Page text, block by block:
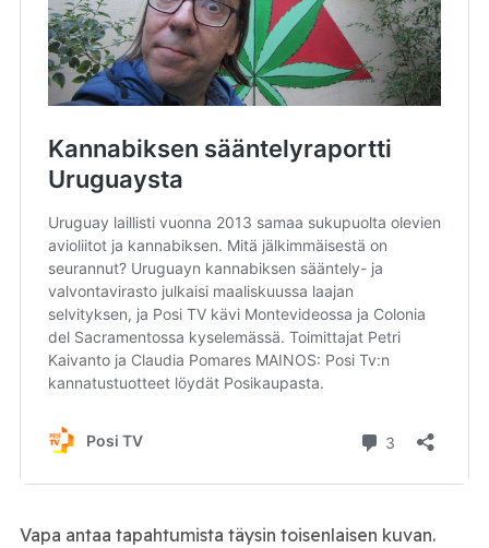
Vapa antaa tapahtumista täysin toisenlaisen kuvan.